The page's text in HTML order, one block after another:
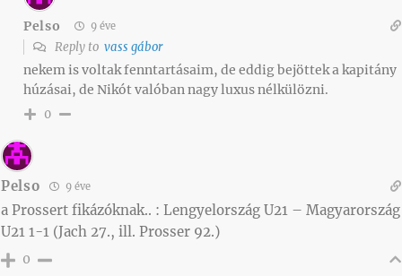
Pelso 9 éve
Reply to vass gábor
nekem is voltak fenntartásaim, de eddig bejöttek a kapitány
húzásai, de Nikót valóban nagy luxus nélkülözni.
0
Pelso 9 éve
a Prossert fikázóknak.. : Lengyelország U21 – Magyarország
U21 1-1 (Jach 27., ill. Prosser 92.)
0